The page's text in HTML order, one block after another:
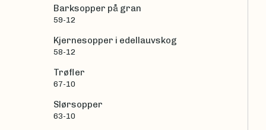
Barksopper på gran
59-12
Kjernesopper i edellauvskog
58-12
Trøfler
67-10
Slørsopper
63-10